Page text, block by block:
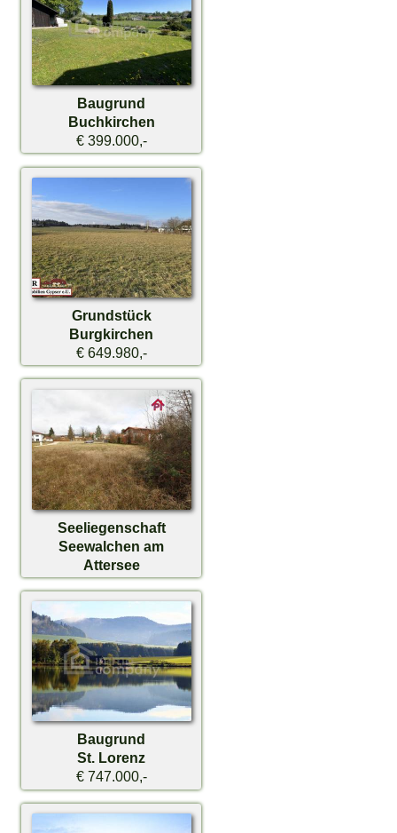
Baugrund
Buchkirchen
€ 399.000,-
Grundstück
Burgkirchen
€ 649.980,-
Seeliegenschaft
Seewalchen am
Attersee
€ 899.000,-
Baugrund
St. Lorenz
€ 747.000,-